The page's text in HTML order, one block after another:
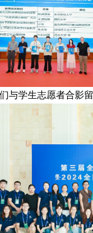
与学生志愿者合影